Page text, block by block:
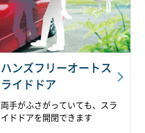
ハンズフリーオートス
ライドドア
両手がふさがっていても、スラ
イドドアを開閉できます